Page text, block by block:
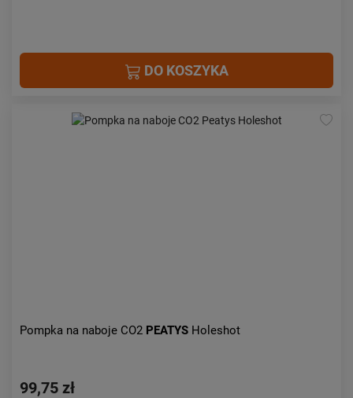
DO KOSZYKA
Pompka na naboje CO2 PEATYS Holeshot
99,75 zł